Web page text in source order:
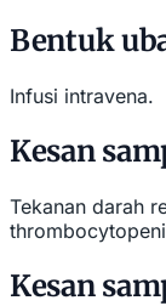
Bentuk
Infusi intravena.
Kesan
Tekanan darah
Kesan